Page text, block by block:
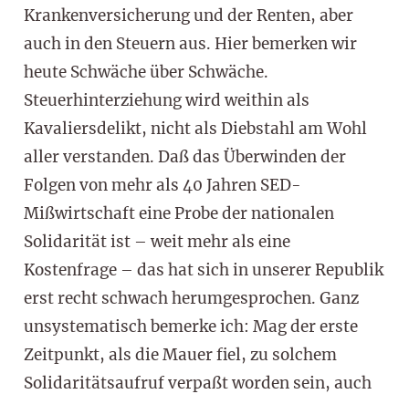
Krankenversicherung und der Renten, aber
auch in den Steuern aus. Hier bemerken wir
heute Schwäche über Schwäche.
Steuerhinterziehung wird weithin als
Kavaliersdelikt, nicht als Diebstahl am Wohl
aller verstanden. Daß das Überwinden der
Folgen von mehr als 40 Jahren SED-
Mißwirtschaft eine Probe der nationalen
Solidarität ist – weit mehr als eine
Kostenfrage – das hat sich in unserer Republik
erst recht schwach herumgesprochen. Ganz
unsystematisch bemerke ich: Mag der erste
Zeitpunkt, als die Mauer fiel, zu solchem
Solidaritätsaufruf verpaßt worden sein, auch